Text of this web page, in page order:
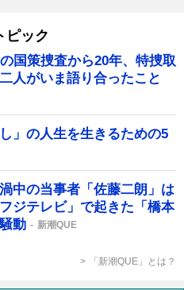
ピック
国策捜査から20年、特捜取
人がいま語り合ったこと
」の人生を生きるための5
中の当事者「佐藤二朗」は
ジテレビ」で起きた「橋本
動
新潮QUE
「新潮QUE」とは？